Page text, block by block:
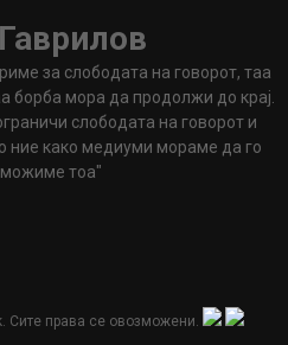
за слободата на говорот, таа
борба мора да продолжи до крај.
слободата на говорот и
ние како медиуми мораме да го
тоа"
Сите права се овозможени.